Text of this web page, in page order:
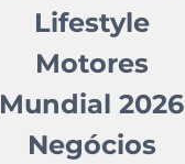
Lifestyle
Motores
Mundial 2026
Negócios